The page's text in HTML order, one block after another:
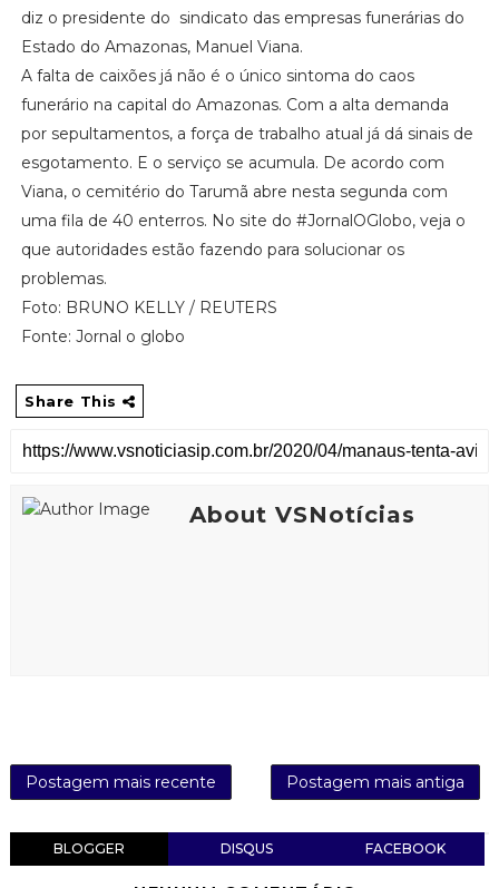
diz o presidente do sindicato das empresas funerárias do
Estado do Amazonas, Manuel Viana.
A falta de caixões já não é o único sintoma do caos
funerário na capital do Amazonas. Com a alta demanda
por sepultamentos, a força de trabalho atual já dá sinais de
esgotamento. E o serviço se acumula. De acordo com
Viana, o cemitério do Tarumã abre nesta segunda com
uma fila de 40 enterros. No site do #JornalOGlobo, veja o
que autoridades estão fazendo para solucionar os
problemas.
Foto: BRUNO KELLY / REUTERS
Fonte: Jornal o globo
Share This
About VSNotícias
Postagem mais recente Postagem mais antiga
BLOGGER DISQUS FACEBOOK